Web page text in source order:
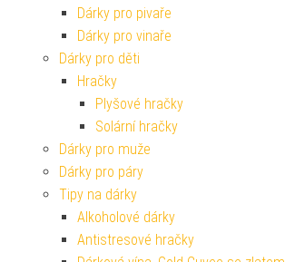
Dárky pro pivaře
Dárky pro vinaře
Dárky pro děti
Hračky
Plyšové hračky
Solární hračky
Dárky pro muže
Dárky pro páry
Tipy na dárky
Alkoholové dárky
Antistresové hračky